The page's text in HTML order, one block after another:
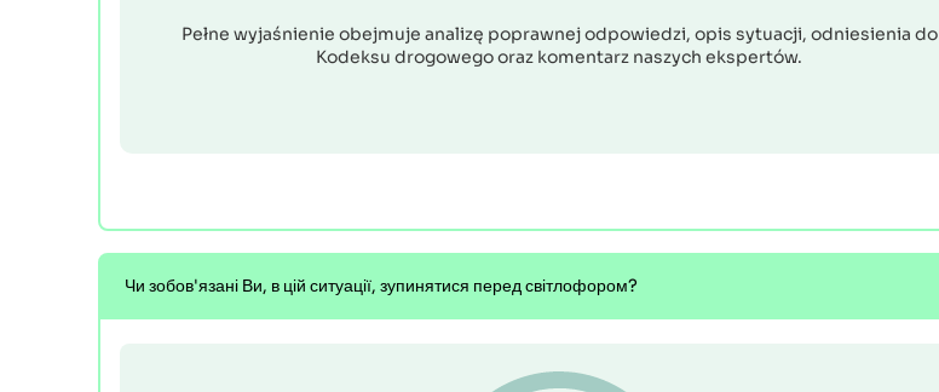
Pełne wyjaśnienie obejmuje analizę poprawnej odpowiedzi, opis sytuacji, odniesienia do
Kodeksu drogowego oraz komentarz naszych ekspertów.
Чи зобов'язані Ви, в цій ситуації, зупинятися перед світлофором?